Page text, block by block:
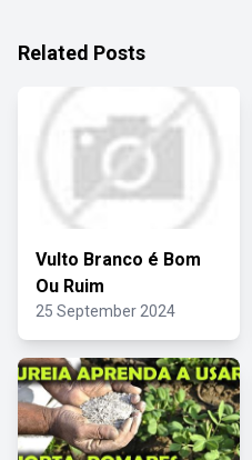
Related Posts
Vulto Branco é Bom
Ou Ruim
25 September 2024